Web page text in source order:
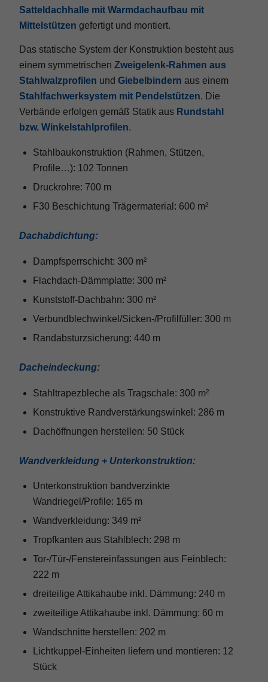
Satteldachhalle mit Warmdachaufbau mit
Mittelstützengefertigt und montiert.
Das statische System der Konstruktion besteht aus
einem symmetrischenZweigelenk-Rahmen aus
Stahlwalzprofilen undGiebelbindern aus einem
Stahlfachwerksystem mit Pendelstützen. Die
Verbände erfolgen gemäß Statik aus Rundstahl
bzw. Winkelstahlprofilen.
Stahlbaukonstruktion (Rahmen, Stützen,
Profile…): 102 Tonnen
Druckrohre: 700 m
F30 Beschichtung Trägermaterial: 600 m²
Dachabdichtung:
Dampfsperrschicht: 300 m²
Flachdach-Dämmplatte: 300 m²
Kunststoff-Dachbahn: 300 m²
Verbundblechwinkel/Sicken-/Profilfüller: 300 m
Randabsturzsicherung: 440 m
Dacheindeckung:
Stahltrapezbleche als Tragschale: 300 m²
Konstruktive Randverstärkungswinkel: 286 m
Dachöffnungen herstellen: 50 Stück
Wandverkleidung + Unterkonstruktion:
Unterkonstruktion bandverzinkte
Wandriegel/Profile: 165 m
Wandverkleidung: 349 m²
Tropfkanten aus Stahlblech: 298 m
Tor-/Tür-/Fenstereinfassungen aus Feinblech:
222 m
dreiteilige Attikahaube inkl. Dämmung: 240 m
zweiteilige Attikahaube inkl. Dämmung: 60 m
Wandschnitte herstellen: 202 m
Lichtkuppel-Einheiten liefern und montieren: 12
Stück